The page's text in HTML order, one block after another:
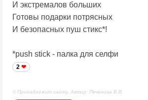
И экстремалов больших
Готовы подарки потрясных
И безопасных пуш стикс*!
*push stick - палка для селфи
2
© Принадлежит сайту. Автор: Печенова В.В.